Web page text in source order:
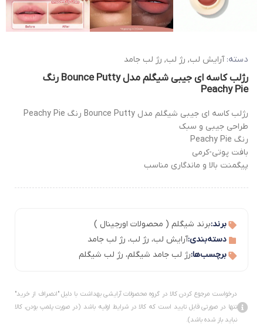
دسته: آرایش لب, رژ لب, رژ لب جامد
رژلب کاسه ای جیبی شیگلم مدل Bounce Putty رنگ
Peachy Pie
رژلب کاسه ای جیبی شیگلم مدل Bounce Putty رنگ Peachy Pie
طراحی جیبی و سبک
رنگ Peachy Pie
بافت پوتی-کرمی
پیگمنت بالا و ماندگاری مناسب
برند:برند شیگلم ( محصولات اورجینال )
دسته‌بندی:آرایش لب، رژ لب، رژ لب جامد
برچسب‌ها:رژ لب جامد شیگلم، رژ لب شیگلم
درخواست مرجوع کردن کالا در گروه محصولات آرایشی بهداشت با دلیل "انصراف از خرید"
تنها در صورتی قابل تایید است که کالا در شرایط اولیه باشد (در صورت پلمپ بودن، کالا
نباید باز شده باشد).